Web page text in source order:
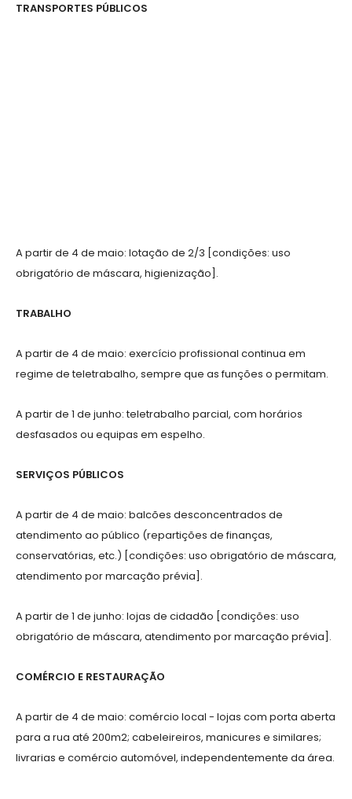
TRANSPORTES PÚBLICOS
A partir de 4 de maio: lotação de 2/3 [condições: uso
obrigatório de máscara, higienização].
TRABALHO
A partir de 4 de maio: exercício profissional continua em
regime de teletrabalho, sempre que as funções o permitam.
A partir de 1 de junho: teletrabalho parcial, com horários
desfasados ou equipas em espelho.
SERVIÇOS PÚBLICOS
A partir de 4 de maio: balcões desconcentrados de
atendimento ao público (repartições de finanças,
conservatórias, etc.) [condições: uso obrigatório de máscara,
atendimento por marcação prévia].
A partir de 1 de junho: lojas de cidadão [condições: uso
obrigatório de máscara, atendimento por marcação prévia].
COMÉRCIO E RESTAURAÇÃO
A partir de 4 de maio: comércio local - lojas com porta aberta
para a rua até 200m2; cabeleireiros, manicures e similares;
livrarias e comércio automóvel, independentemente da área.